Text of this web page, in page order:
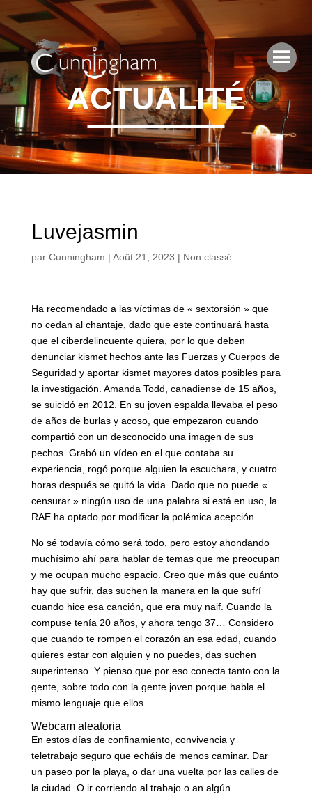
ACTUALITÉ
Luvejasmin
par Cunningham | Août 21, 2023 | Non classé
Ha recomendado a las víctimas de « sextorsión » que
no cedan al chantaje, dado que este continuará hasta
que el ciberdelincuente quiera, por lo que deben
denunciar kismet hechos ante las Fuerzas y Cuerpos de
Seguridad y aportar kismet mayores datos posibles para
la investigación. Amanda Todd, canadiense de 15 años,
se suicidó en 2012. En su joven espalda llevaba el peso
de años de burlas y acoso, que empezaron cuando
compartió con un desconocido una imagen de sus
pechos. Grabó un vídeo en el que contaba su
experiencia, rogó porque alguien la escuchara, y cuatro
horas después se quitó la vida. Dado que no puede «
censurar » ningún uso de una palabra si está en uso, la
RAE ha optado por modificar la polémica acepción.
No sé todavía cómo será todo, pero estoy ahondando
muchísimo ahí para hablar de temas que me preocupan
y me ocupan mucho espacio. Creo que más que cuánto
hay que sufrir, das suchen la manera en la que sufrí
cuando hice esa canción, que era muy naif. Cuando la
compuse tenía 20 años, y ahora tengo 37… Considero
que cuando te rompen el corazón an esa edad, cuando
quieres estar con alguien y no puedes, das suchen
superintenso. Y pienso que por eso conecta tanto con la
gente, sobre todo con la gente joven porque habla el
mismo lenguaje que ellos.
Webcam aleatoria
En estos días de confinamiento, convivencia y
teletrabajo seguro que echáis de menos caminar. Dar
un paseo por la playa, o dar una vuelta por las calles de
la ciudad. O ir corriendo al trabajo o an algún